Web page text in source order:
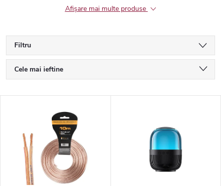
Afişare mai multe produse
Filtru
S
e
Cele mai ieftine